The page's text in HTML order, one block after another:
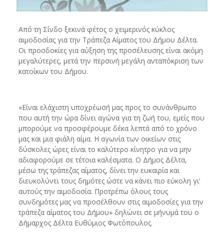
Από τη Σίνδο ξεκινά φέτος ο χειμερινός κύκλος
αιμοδοσίας για την Τράπεζα Αίματος του Δήμου Δέλτα.
Οι προσδοκίες για αύξηση της προσέλευσης είναι ακόμη
μεγαλύτερες, μετά την περσινή μεγάλη ανταπόκριση των
κατοίκων του Δήμου.
«Είναι ελάχιστη υποχρέωσή μας προς το συνάνθρωπο
που αυτή την ώρα δίνει αγώνα για τη ζωή του, εμείς που
μπορούμε να προσφέρουμε δέκα λεπτά από το χρόνο
μας και μια φιάλη αίμα. Η αγωνία των οικείων στις
δύσκολες ώρες είναι το καλύτερο κίνητρο για να μην
αδιαφορούμε σε τέτοια καλέσματα. Ο Δήμος Δέλτα,
μέσω της τράπεζας αίματος, δίνει την ευκαιρία και
διευκολύνει τους δημότες ώστε να κάνει πιο εύκολη γι’
αυτούς την αιμοδοσία. Προτρέπω όλους τους
συνδημότες μας να προσέλθουν στις αιμοδοσίες για την
τράπεζα αίματος του Δήμου» δηλώνει σε μήνυμά του ο
Δήμαρχος Δέλτα Ευθύμιος Φωτόπουλος.